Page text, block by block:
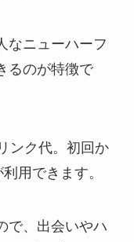
なニューハーフ
るのが特徴で
ンク代。初回か
用できます。
で、出会いやハ